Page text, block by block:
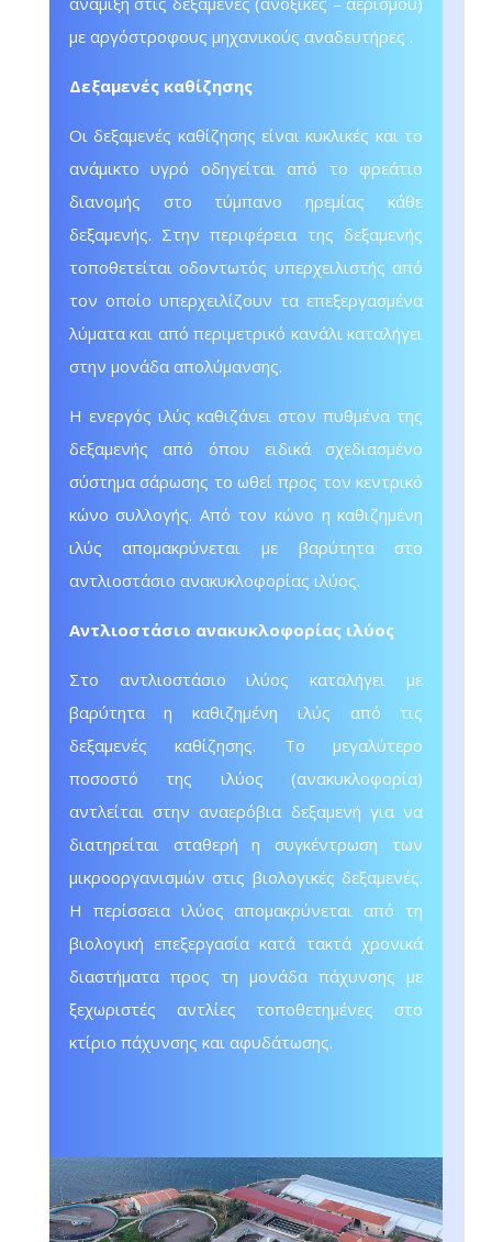
με αργόστροφους μηχανικούς αναδευτήρες .
Δεξαμενές καθίζησης
Οι δεξαμενές καθίζησης είναι κυκλικές και το
ανάμικτο υγρό οδηγείται από το φρεάτιο
διανομής στο τύμπανο ηρεμίας κάθε
δεξαμενής. Στην περιφέρεια της δεξαμενής
τοποθετείται οδοντωτός υπερχειλιστής από
τον οποίο υπερχειλίζουν τα επεξεργασμένα
λύματα και από περιμετρικό κανάλι καταλήγει
στην μονάδα απολύμανσης.
Η ενεργός ιλύς καθιζάνει στον πυθμένα της
δεξαμενής από όπου ειδικά σχεδιασμένο
σύστημα σάρωσης το ωθεί προς τον κεντρικό
κώνο συλλογής. Από τον κώνο η καθιζημένη
ιλύς απομακρύνεται με βαρύτητα στο
αντλιοστάσιο ανακυκλοφορίας ιλύος.
Αντλιοστάσιο ανακυκλοφορίας ιλύος
Στο αντλιοστάσιο ιλύος καταλήγει με
βαρύτητα η καθιζημένη ιλύς από τις
δεξαμενές καθίζησης. Το μεγαλύτερο
ποσοστό της ιλύος (ανακυκλοφορία)
αντλείται στην αναερόβια δεξαμενή για να
διατηρείται σταθερή η συγκέντρωση των
μικροοργανισμών στις βιολογικές δεξαμενές.
Η περίσσεια ιλύος απομακρύνεται από τη
βιολογική επεξεργασία κατά τακτά χρονικά
διαστήματα προς τη μονάδα πάχυνσης με
ξεχωριστές αντλίες τοποθετημένες στο
κτίριο πάχυνσης και αφυδάτωσης.